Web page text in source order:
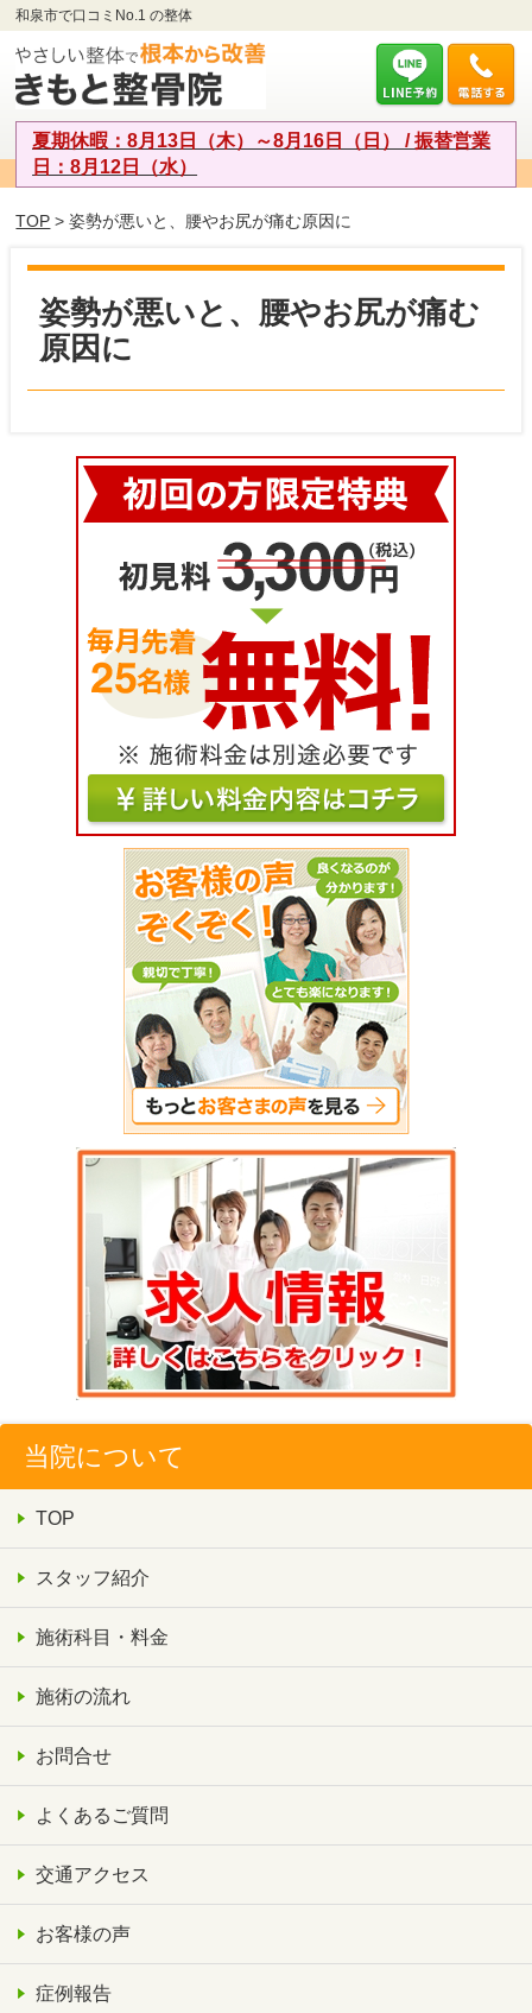
和泉市で口コミNo.1 の整体
夏期休暇：8月13日（木）～8月16日（日） / 振替営業
日：8月12日（水）
TOP > 姿勢が悪いと、腰やお尻が痛む原因に
姿勢が悪いと、腰やお尻が痛む
原因に
当院について
TOP
スタッフ紹介
施術科目・料金
施術の流れ
お問合せ
よくあるご質問
交通アクセス
お客様の声
症例報告